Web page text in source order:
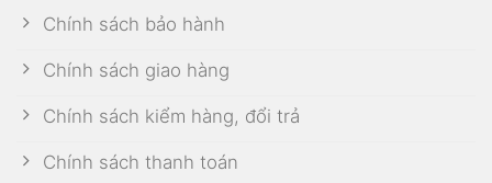
Chính sách bảo hành
Chính sách giao hàng
Chính sách kiểm hàng, đổi trả
Chính sách thanh toán